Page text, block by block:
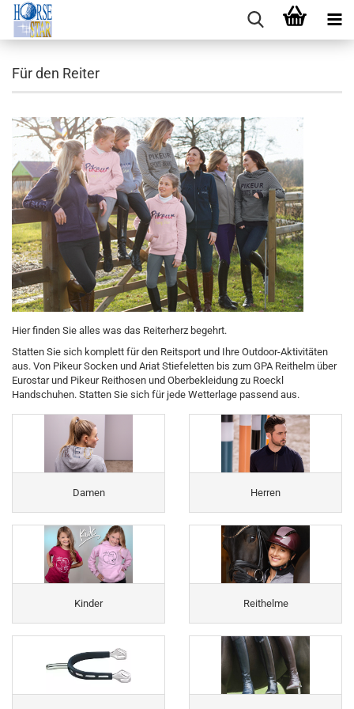
Für den Reiter
Hier finden Sie alles was das Reiterherz begehrt.
Statten Sie sich komplett für den Reitsport und Ihre Outdoor-Aktivitäten
aus. Von Pikeur Socken und Ariat Stiefeletten bis zum GPA Reithelm über
Eurostar und Pikeur Reithosen und Oberbekleidung zu Roeckl
Handschuhen. Statten Sie sich für jede Wetterlage passend aus.
Damen Herren
Kinder Reithelme